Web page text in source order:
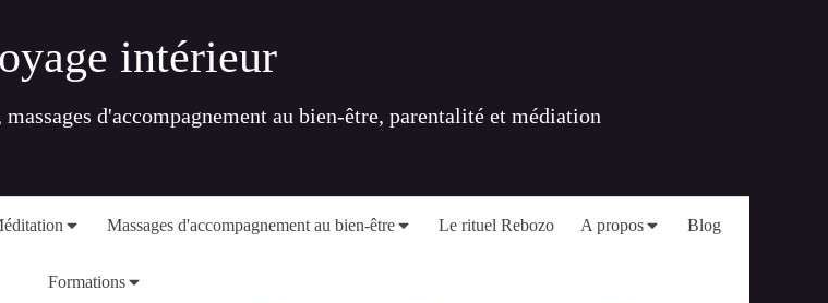
intérieur
d'accompagnement au bien-être, parentalité et médiation
Massages d'accompagnement au bien-être Le rituel Rebozo A propos Blog
Formations